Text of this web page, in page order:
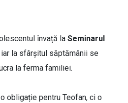
învață la Seminarul
iar la sfârșitul săptămânii se
la ferma familiei.
obligație pentru Teofan, ci o